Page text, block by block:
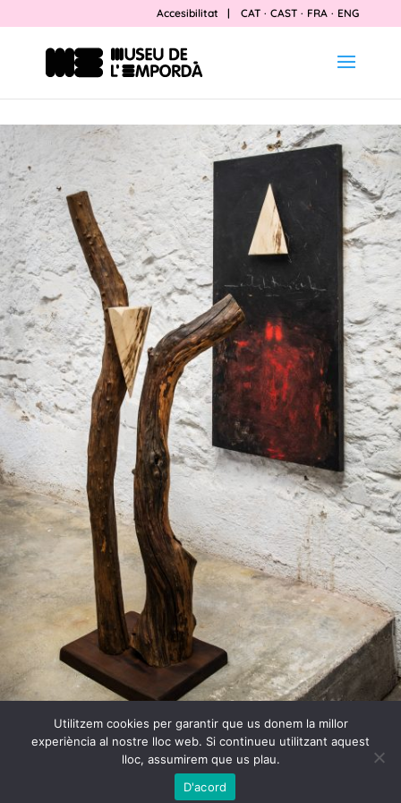
Accesibilitat | CAT · CAST · FRA · ENG
Llindar
Jordi Coll
2024
Utilitzem cookies per garantir que us donem la millor
experiència al nostre lloc web. Si continueu utilitzant aquest
lloc, assumirem que us plau.
D'acord